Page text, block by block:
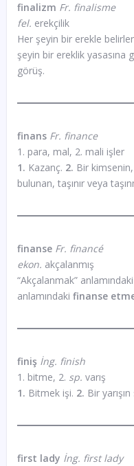
finalizm Fr. finalisme
fel. erekçilik
Her şeyin bir erekle
şeyin bir ereklik yasasına
görüş.
finansFr. finance
1. para, mal, 2. mali işler
1. Kazanç. 2. Bir
bulunan, taşınır veya
finanseFr. financé
ekon. akçalanmış
“Akçalanmak” anlamındaki
anlamındaki finanse
finiş İng. finish
1. bitme, 2. sp. varış
1. Bitmek işi. 2. Bir
first lady İng. first lady